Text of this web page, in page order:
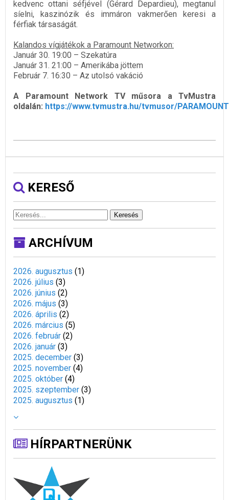
kedvenc ottani séfjével (Gérard Depardieu), megtanul
síelni, kaszinózik és immáron vakmerően keresi a
férfiak társaságát.
Kalandos vígjátékok a Paramount Networkon:
Január 30. 19:00 – Szekatúra
Január 31. 21:00 – Amerikába jöttem
Február 7. 16:30 – Az utolsó vakáció
A Paramount Network TV műsora a TvMustra
oldalán: https://www.tvmustra.hu/tvmusor/PARAMOUNT
KERESŐ
Keresés
ARCHÍVUM
2026. augusztus (1)
2026. július (3)
2026. június (2)
2026. május (3)
2026. április (2)
2026. március (5)
2026. február (2)
2026. január (3)
2025. december (3)
2025. november (4)
2025. október (4)
2025. szeptember (3)
2025. augusztus (1)
HÍRPARTNERÜNK